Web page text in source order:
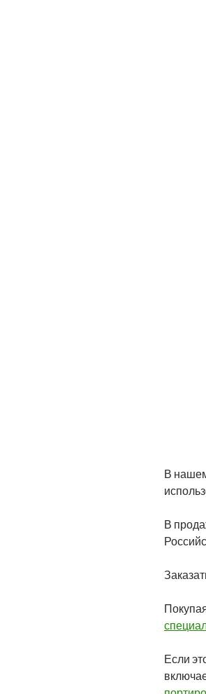
В
В
Если